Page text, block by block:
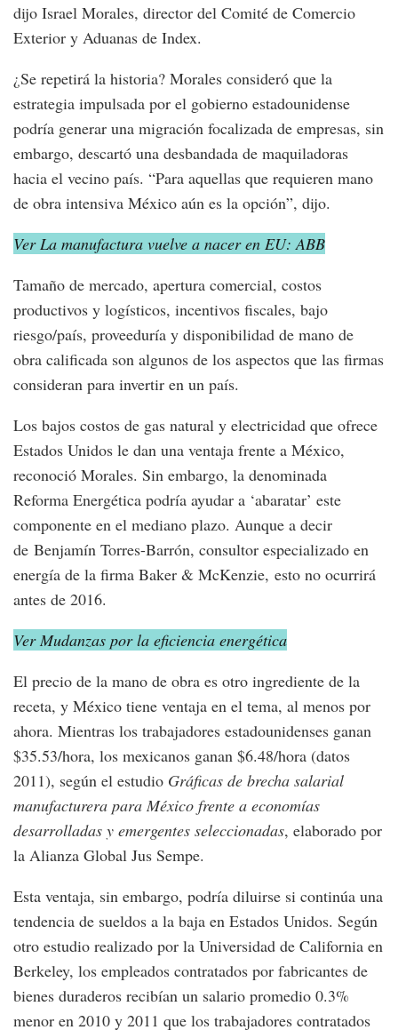
dijo Israel Morales, director del Comité de Comercio
Exterior y Aduanas de Index.
¿Se repetirá la historia? Morales consideró que la
estrategia impulsada por el gobierno estadounidense
podría generar una migración focalizada de empresas, sin
embargo, descartó una desbandada de maquiladoras
hacia el vecino país. “Para aquellas que requieren mano
de obra intensiva México aún es la opción”, dijo.
Ver La manufactura vuelve a nacer en EU: ABB
Tamaño de mercado, apertura comercial, costos
productivos y logísticos, incentivos fiscales, bajo
riesgo/país, proveeduría y disponibilidad de mano de
obra calificada son algunos de los aspectos que las firmas
consideran para invertir en un país.
Los bajos costos de gas natural y electricidad que ofrece
Estados Unidos le dan una ventaja frente a México,
reconoció Morales. Sin embargo, la denominada
Reforma Energética podría ayudar a ‘abaratar’ este
componente en el mediano plazo. Aunque a decir
de Benjamín Torres-Barrón, consultor especializado en
energía de la firma Baker & McKenzie, esto no ocurrirá
antes de 2016.
Ver Mudanzas por la eficiencia energética
El precio de la mano de obra es otro ingrediente de la
receta, y México tiene ventaja en el tema, al menos por
ahora. Mientras los trabajadores estadounidenses ganan
$35.53/hora, los mexicanos ganan $6.48/hora (datos
2011), según el estudio Gráficas de brecha salarial
manufacturera para México frente a economías
desarrolladas y emergentes seleccionadas, elaborado por
la Alianza Global Jus Sempe.
Esta ventaja, sin embargo, podría diluirse si continúa una
tendencia de sueldos a la baja en Estados Unidos. Según
otro estudio realizado por la Universidad de California en
Berkeley, los empleados contratados por fabricantes de
bienes duraderos recibían un salario promedio 0.3%
menor en 2010 y 2011 que los trabajadores contratados